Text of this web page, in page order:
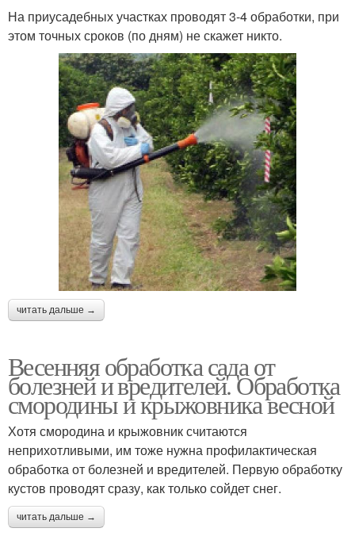
На приусадебных участках проводят 3-4 обработки, при
этом точных сроков (по дням) не скажет никто.
читать дальше →
Весенняя обработка сада от
болезней и вредителей. Обработка
смородины и крыжовника весной
Хотя смородина и крыжовник считаются
неприхотливыми, им тоже нужна профилактическая
обработка от болезней и вредителей. Первую обработку
кустов проводят сразу, как только сойдет снег.
читать дальше →